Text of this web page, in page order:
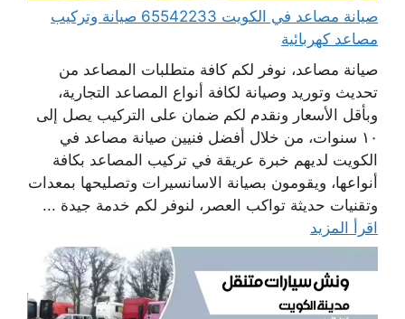
صيانة مصاعد في الكويت 65542233 صيانة وتركيب
مصاعد كهربائية
صيانة مصاعد، نوفر لكم كافة متطلبات المصاعد من
تحديث وتوريد وصيانة لكافة أنواع المصاعد التجارية،
وبأقل الأسعار ونقدم لكم ضمان على التركيب يصل إلى
١٠ سنوات، من خلال أفضل فنيين صيانة مصاعد في
الكويت لديهم خبرة عريقة في تركيب المصاعد بكافة
أنواعها، ويقومون بصيانة الاسانسيرات وتصليحها بمعدات
وتقنيات حديثة تواكب العصر، لنوفر لكم خدمة جيدة ...
اقرأ المزيد